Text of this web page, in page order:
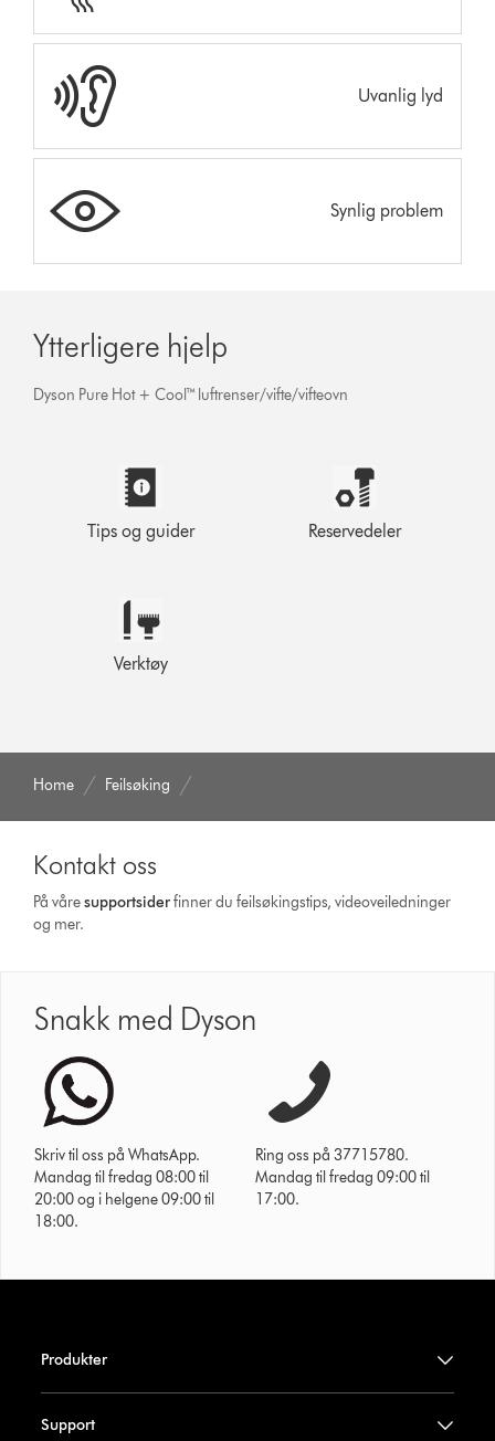
Uvanlig lyd
Synlig problem
Ytterligere hjelp
Dyson Pure Hot + Cool™ luftrenser/vifte/vifteovn
Tips og guider Reservedeler
Verktøy
Home Feilsøking
Kontakt oss
På våresupportsiderfinner du feilsøkingstips, videoveiledninger
og mer.
Snakk med Dyson
Skriv til oss på WhatsApp.
Mandag til fredag 08:00 til
20:00 og i helgene 09:00 til
18:00.
Ring oss på 37715780.
Mandag til fredag 09:00 til
17:00.
Produkter
Support